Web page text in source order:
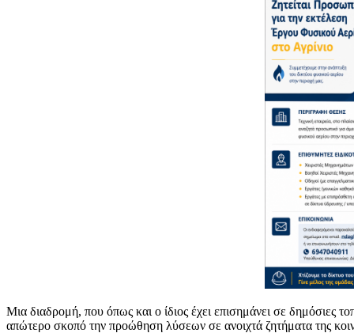
Μια διαδρομή, που όπως και ο ίδιος έχει επισημάνει σε δημόσιες
απώτερο σκοπό την προώθηση λύσεων σε ανοιχτά ζητήματα της